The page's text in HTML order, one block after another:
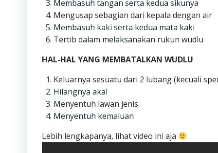
Membasuh tangan serta kedua sikunya
Mengusap sebagian dari kepala dengan air
Membasuh kaki serta kedua mata kaki
Tertib dalam melaksanakan rukun wudlu
HAL-HAL YANG MEMBATALKAN WUDLU
Keluarnya sesuatu dari 2 lubang (kecuali
Hilangnya akal
Menyentuh lawan jenis
Menyentuh kemaluan
Lebih lengkapanya, lihat video ini aja